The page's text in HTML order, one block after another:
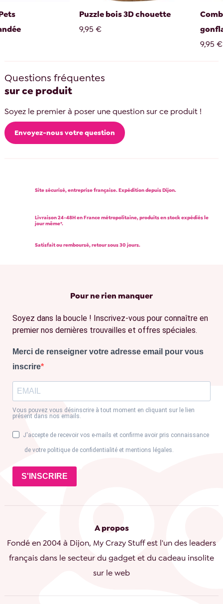
Puzzle bois 3D chouette
9,95 €
9,95 €
Questions fréquentes
sur ce produit
Soyez le premier à poser une question sur ce produit !
Envoyez-nous votre question
Site sécurisé, entreprise française. Expédition depuis Dijon.
Livraison 24-48H en France métropolitaine, produits en stock expédiés le
jour même*.
Satisfait ou remboursé, retour sous 30 jours.
Pour ne rien manquer
Soyez dans la boucle ! Inscrivez-vous pour connaître en
premier nos dernières trouvailles et offres spéciales.
Merci de renseigner votre adresse email pour vous
inscrire
Vous pouvez vous désinscrire à tout moment en cliquant sur le lien
présent dans nos emails.
J'accepte de recevoir vos e-mails et confirme avoir pris connaissance
de votre politique de confidentialité et mentions légales.
S'INSCRIRE
A propos
Fondé en 2004 à Dijon, My Crazy Stuff est l'un des leaders
français dans le secteur du gadget et du cadeau insolite
sur le web